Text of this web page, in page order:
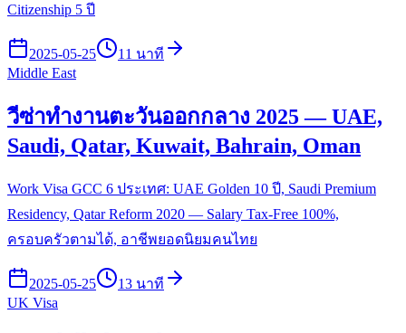
Citizenship 5 ปี
2025-05-25
11 นาที
Middle East
วีซ่าทำงานตะวันออกกลาง 2025 — UAE,
Saudi, Qatar, Kuwait, Bahrain, Oman
Work Visa GCC 6 ประเทศ: UAE Golden 10 ปี, Saudi Premium
Residency, Qatar Reform 2020 — Salary Tax-Free 100%,
ครอบครัวตามได้, อาชีพยอดนิยมคนไทย
2025-05-25
13 นาที
UK Visa